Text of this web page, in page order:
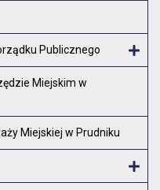
Publicznego
Miejskim w
Miejskiej w Prudniku